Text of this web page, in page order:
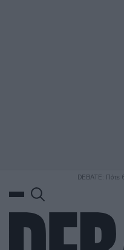
DEBATE: Πότε